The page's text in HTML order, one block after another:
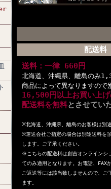
配送料
送料：一律 660円
北海道、沖縄県、離島のみ
商品によって異なりますので
16,500円以上お買い上
配送料を無料とさせてい
※北海道、沖縄県、離島のお客様は別
※運送会社ご指定の場合は別途送料を
します。ご了承ください。
※こちらの配送料は創吉オンラインシ
てのみ適用となります。お電話、FAX
ご返送等には該当致しませんので、ご
ます。